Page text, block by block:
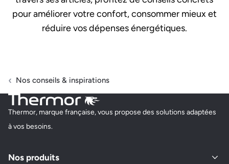
pour améliorer votre confort, consommer mieux et
réduire vos dépenses énergétiques.
Nos conseils & inspirations
Thermor, marque française, vous propose des solutions adaptées
à vos besoins.
Nos produits